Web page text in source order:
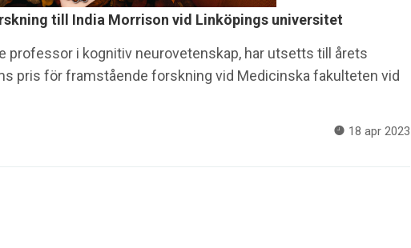
till India Morrison vid Linköpings universitet
professor i kognitiv neurovetenskap, har utsetts till årets
pris för framstående forskning vid Medicinska fakulteten vid
18 apr 2023